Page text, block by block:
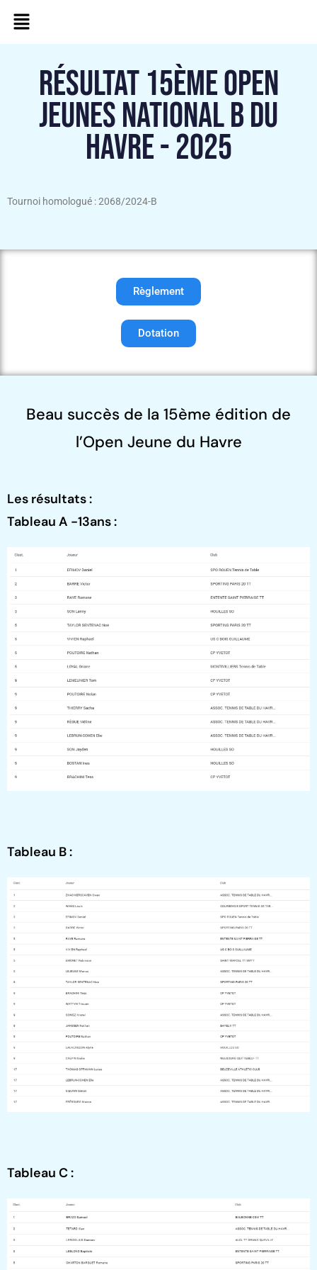
RÉSULTAT 15ÈME OPEN
JEUNES NATIONAL B DU
HAVRE - 2025
Tournoi homologué : 2068/2024-B
Règlement
Dotation
Beau succès de la 15ème édition de
l’Open Jeune du Havre
Les résultats :
Tableau A -13ans :
Tableau B :
Tableau C :